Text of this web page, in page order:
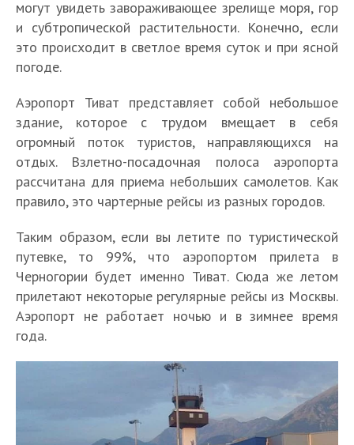
могут увидеть завораживающее зрелище моря, гор
и субтропической растительности. Конечно, если
это происходит в светлое время суток и при ясной
погоде.
Аэропорт Тиват представляет собой небольшое
здание, которое с трудом вмещает в себя
огромный поток туристов, направляющихся на
отдых. Взлетно-посадочная полоса аэропорта
рассчитана для приема небольших самолетов. Как
правило, это чартерные рейсы из разных городов.
Таким образом, если вы летите по туристической
путевке, то 99%, что аэропортом прилета в
Черногории будет именно Тиват. Сюда же летом
прилетают некоторые регулярные рейсы из Москвы.
Аэропорт не работает ночью и в зимнее время
года.